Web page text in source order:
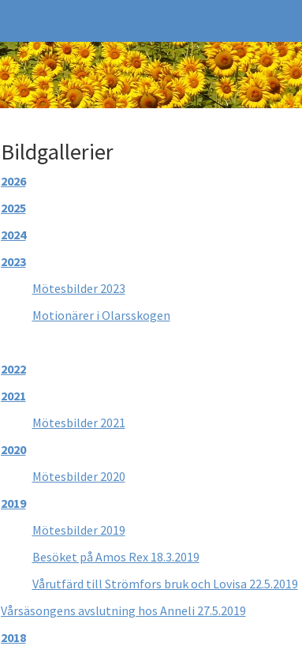
Bildgallerier
2026
2025
2024
2023
Mötesbilder 2023
Motionärer i Olarsskogen
2022
2021
Mötesbilder 2021
2020
Mötesbilder 2020
2019
Mötesbilder 2019
Besöket på Amos Rex 18.3.2019
Vårutfärd till Strömfors bruk och Lovisa 22.5.2019
Vårsäsongens avslutning hos Anneli 27.5.2019
2018